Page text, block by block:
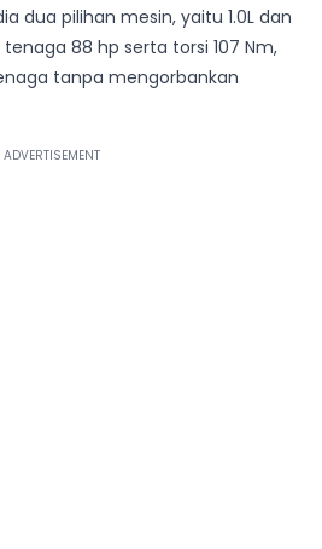
dua pilihan mesin, yaitu 1.0L dan
tenaga 88 hp serta torsi 107 Nm,
tanpa mengorbankan